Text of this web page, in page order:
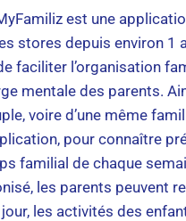
est une
stores depuis environ 1
faciliter l’organisation
mentale des parents.
voire d’une même
pour connaître
familial de chaque
les parents peuvent
les activités des